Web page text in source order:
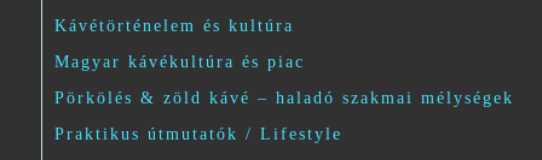
Kávétörténelem és kultúra
Magyar kávékultúra és piac
Pörkölés & zöld kávé – haladó szakmai mélységek
Praktikus útmutatók / Lifestyle